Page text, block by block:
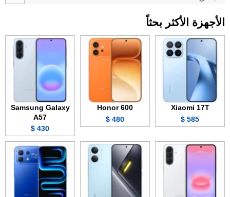
الأجهزة الأكثر بحثاً
Xiaomi 17T
585 $
Honor 600
480 $
Samsung Galaxy
A57
430 $